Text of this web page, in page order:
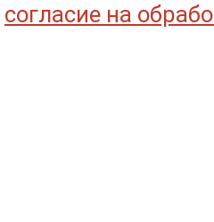
согласие на